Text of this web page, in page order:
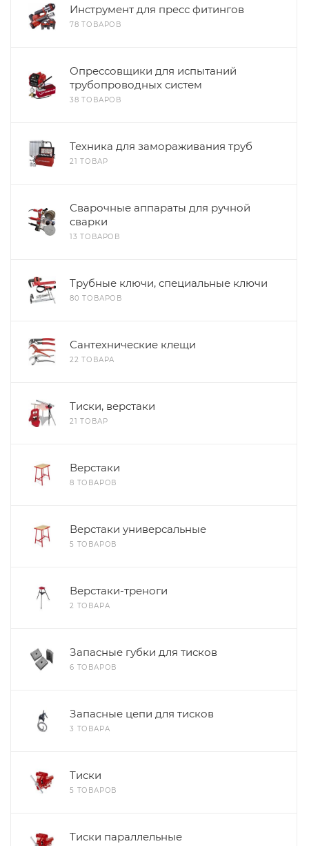
Инструмент для пресс фитингов
78 ТОВАРОВ
Опрессовщики для испытаний
трубопроводных систем
38 ТОВАРОВ
Техника для замораживания труб
21 ТОВАР
Сварочные аппараты для ручной
сварки
13 ТОВАРОВ
Трубные ключи, специальные ключи
80 ТОВАРОВ
Сантехнические клещи
22 ТОВАРА
Тиски, верстаки
21 ТОВАР
Верстаки
8 ТОВАРОВ
Верстаки универсальные
5 ТОВАРОВ
Верстаки-треноги
2 ТОВАРА
Запасные губки для тисков
6 ТОВАРОВ
Запасные цепи для тисков
3 ТОВАРА
Тиски
5 ТОВАРОВ
Тиски параллельные